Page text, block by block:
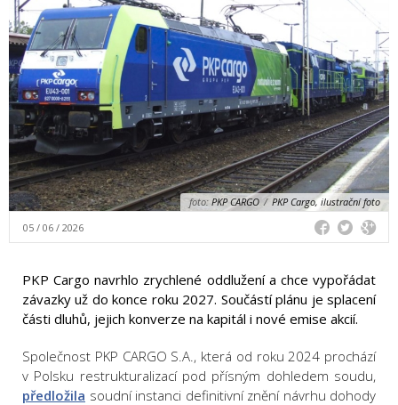
foto: PKP CARGO / PKP Cargo, ilustrační foto
05 / 06 / 2026
PKP Cargo navrhlo zrychlené oddlužení a chce vypořádat
závazky už do konce roku 2027. Součástí plánu je splacení
části dluhů, jejich konverze na kapitál i nové emise akcií.
Společnost PKP CARGO S.A., která od roku 2024 prochází
v Polsku restrukturalizací pod přísným dohledem soudu,
předložila soudní instanci definitivní znění návrhu dohody